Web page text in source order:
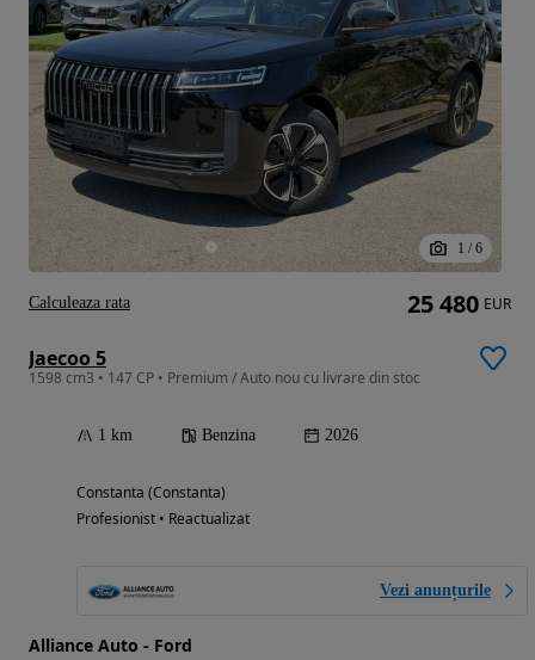
1 / 6
Jaecoo 5
1598 cm3 • 147 CP • Premium / Auto nou cu livrare din stoc
1 km Benzina 2026
Constanta (Constanta)
Profesionist • Reactualizat
Vezi anunțurile
Alliance Auto - Ford
25 480 EUR
Calculeaza rata